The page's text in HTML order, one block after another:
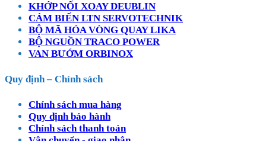
KHỚP NỐI XOAY DEUBLIN
CẢM BIẾN LTN SERVOTECHNIK
BỘ MÃ HÓA VÒNG QUAY LIKA
BỘ NGUỒN TRACO POWER
VAN BƯỚM ORBINOX
Quy định – Chính sách
Chính sách mua hàng
Quy định bảo hành
Chính sách thanh toán